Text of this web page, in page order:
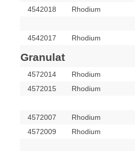
4542018
Rhodium
4542017 Rhodium
Granulat
4572014
Rhodium
4572015
Rhodium
4572007
Rhodium
4572009
Rhodium